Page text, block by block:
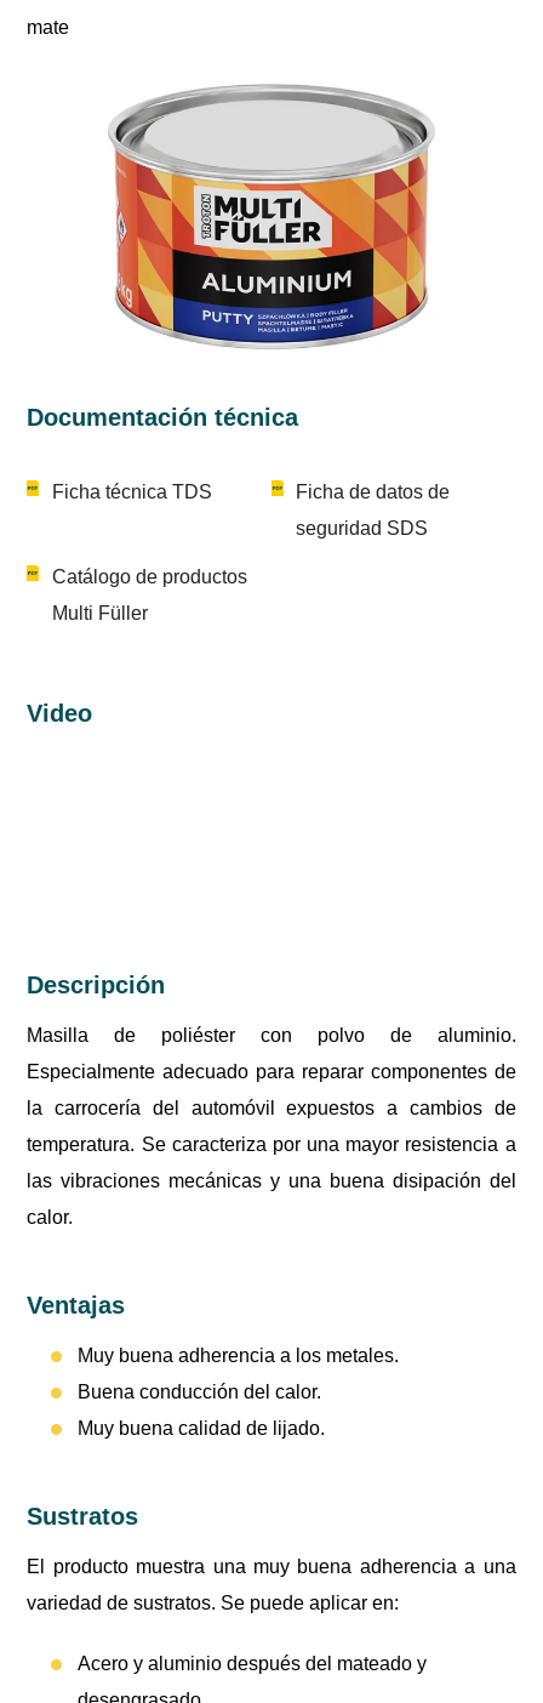
mate
Documentación técnica
Ficha técnica TDS
Ficha de datos de
seguridad SDS
Catálogo de productos
Multi Füller
Video
Descripción
Masilla de poliéster con polvo de aluminio.
Especialmente adecuado para reparar componentes de
la carrocería del automóvil expuestos a cambios de
temperatura. Se caracteriza por una mayor resistencia a
las vibraciones mecánicas y una buena disipación del
calor.
Ventajas
Muy buena adherencia a los metales.
Buena conducción del calor.
Muy buena calidad de lijado.
Sustratos
El producto muestra una muy buena adherencia a una
variedad de sustratos. Se puede aplicar en:
Acero y aluminio después del mateado y